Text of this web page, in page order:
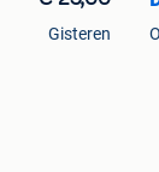
Gisteren